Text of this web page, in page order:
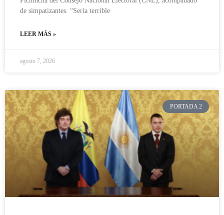
de simpatizantes. “Sería terrible
LEER MÁS »
agosto 7, 2026
PORTADA 2